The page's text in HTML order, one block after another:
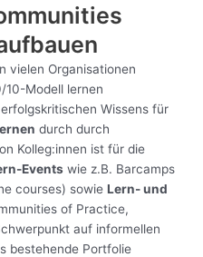
vielen Organisationen
Modell lernen
Wissens für
durch durch
Kolleg:innen ist für die
Events wie z.B. Barcamps
courses) sowie Lern- und
of Practice,
auf informellen
bestehende Portfolie